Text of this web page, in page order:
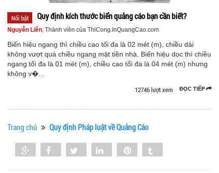
Nổi bật Quy định kích thước biển quảng cáo bạn cần biết?
Nguyễn Liên, Thành viên của ThiCong.InQuangCao.com
Biển hiệu ngang thì chiều cao tối đa là 02 mét (m), chiều dài
không vượt quá chiều ngang mặt tiền nhà. Biển hiệu dọc thì chiều
ngang tối đa là 01 mét (m), chiều cao tối đa là 04 mét (m) nhưng
không v�...
ĐỌC TIẾP
12746 lượt xem
Trang chủ Quy định Pháp luật về Quảng Cáo
Share Share Tweet Share